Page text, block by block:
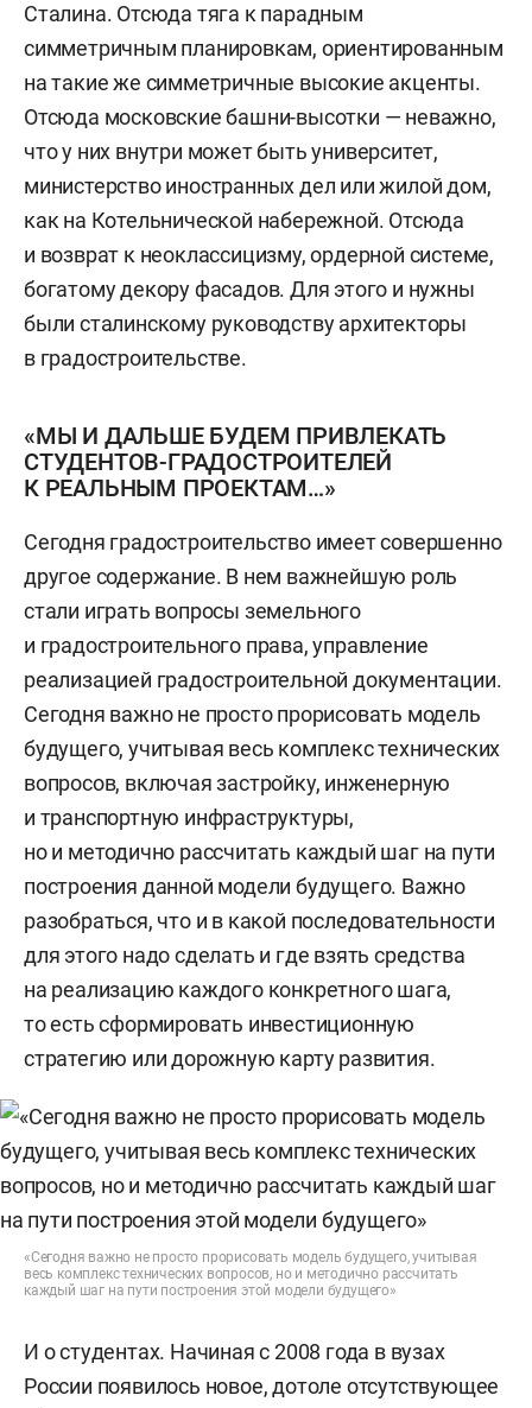
Сталина. Отсюда тяга к парадным
симметричным планировкам, ориентированным
на такие же симметричные высокие акценты.
Отсюда московские башни-высотки — неважно,
что у них внутри может быть университет,
министерство иностранных дел или жилой дом,
как на Котельнической набережной. Отсюда
и возврат к неоклассицизму, ордерной системе,
богатому декору фасадов. Для этого и нужны
были сталинскому руководству архитекторы
в градостроительстве.
«МЫ И ДАЛЬШЕ БУДЕМ ПРИВЛЕКАТЬ
СТУДЕНТОВ-ГРАДОСТРОИТЕЛЕЙ
К РЕАЛЬНЫМ ПРОЕКТАМ…»
Сегодня градостроительство имеет совершенно
другое содержание. В нем важнейшую роль
стали играть вопросы земельного
и градостроительного права, управление
реализацией градостроительной документации.
Сегодня важно не просто прорисовать модель
будущего, учитывая весь комплекс технических
вопросов, включая застройку, инженерную
и транспортную инфраструктуры,
но и методично рассчитать каждый шаг на пути
построения данной модели будущего. Важно
разобраться, что и в какой последовательности
для этого надо сделать и где взять средства
на реализацию каждого конкретного шага,
то есть сформировать инвестиционную
стратегию или дорожную карту развития.
«Сегодня важно не просто прорисовать модель будущего, учитывая
весь комплекс технических вопросов, но и методично рассчитать
каждый шаг на пути построения этой модели будущего»
И о студентах. Начиная с 2008 года в вузах
России появилось новое, дотоле отсутствующее